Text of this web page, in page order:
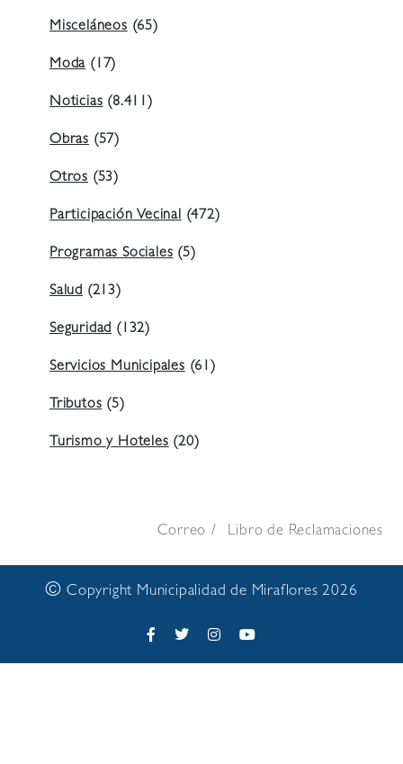
Misceláneos(65)
Moda(17)
Noticias(8.411)
Obras (57)
Otros (53)
Participación Vecinal(472)
Programas Sociales(5)
Salud (213)
Seguridad(132)
Servicios Municipales(61)
Tributos(5)
Turismo y Hoteles(20)
Correo Libro de Reclamaciones
© Copyright Municipalidad de Miraflores 2026